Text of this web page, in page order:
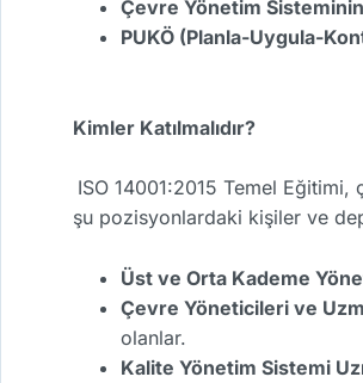
Çevre Yönetim
PUKÖ (Planla-Uygula-
Kimler Katılmalıdır?
ISO 14001:2015 Temel
şu pozisyonlardaki kişiler ve
Üst ve Orta Kademe
Çevre Yöneticileri ve
olanlar.
Kalite Yönetim Sistemi